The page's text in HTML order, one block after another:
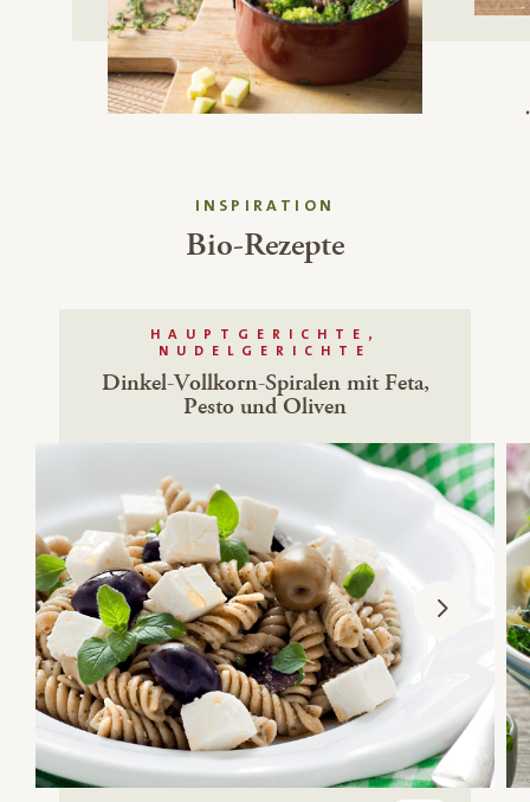
INSPIRATION
Bio-Rezepte
HAUPTGERICHTE,
NUDELGERICHTE
Dinkel-Vollkorn-Spiralen mit Feta,
Pesto und Oliven